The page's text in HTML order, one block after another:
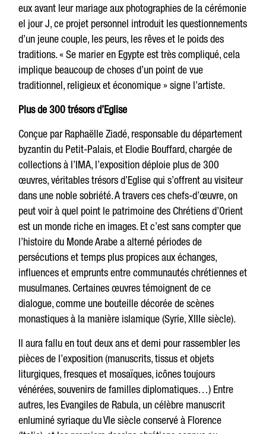
eux avant leur mariage aux photographies de la cérémonie
el jour J, ce projet personnel introduit les questionnements
d’un jeune couple, les peurs, les rêves et le poids des
traditions. « Se marier en Egypte est très compliqué, cela
implique beaucoup de choses d’un point de vue
traditionnel, religieux et économique » signe l’artiste.
Plus de 300 trésors d’Eglise
Conçue par Raphaëlle Ziadé, responsable du département
byzantin du Petit-Palais, et Elodie Bouffard, chargée de
collections à l’IMA, l’exposition déploie plus de 300
œuvres, véritables trésors d’Eglise qui s’offrent au visiteur
dans une noble sobriété. A travers ces chefs-d’œuvre, on
peut voir à quel point le patrimoine des Chrétiens d’Orient
est un monde riche en images. Et c’est sans compter que
l’histoire du Monde Arabe a alterné périodes de
persécutions et temps plus propices aux échanges,
influences et emprunts entre communautés chrétiennes et
musulmanes. Certaines œuvres témoignent de ce
dialogue, comme une bouteille décorée de scènes
monastiques à la manière islamique (Syrie, XIIIe siècle).
Il aura fallu en tout deux ans et demi pour rassembler les
pièces de l’exposition (manuscrits, tissus et objets
liturgiques, fresques et mosaïques, icônes toujours
vénérées, souvenirs de familles diplomatiques…) Entre
autres, les Evangiles de Rabula, un célèbre manuscrit
enluminé syriaque du VIe siècle conservé à Florence